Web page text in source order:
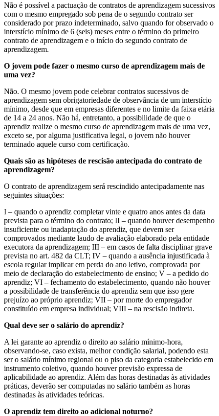
Não é possível a pactuação de contratos de aprendizagem sucessivos
com o mesmo empregado sob pena de o segundo contrato ser
considerado por prazo indeterminado, salvo quando for observado o
interstício mínimo de 6 (seis) meses entre o término do primeiro
contrato de aprendizagem e o início do segundo contrato de
aprendizagem.
O jovem pode fazer o mesmo curso de aprendizagem mais de
uma vez?
Não. O mesmo jovem pode celebrar contratos sucessivos de
aprendizagem sem obrigatoriedade de observância de um interstício
mínimo, desde que em empresas diferentes e no limite da faixa etária
de 14 a 24 anos. Não há, entretanto, a possibilidade de que o
aprendiz realize o mesmo curso de aprendizagem mais de uma vez,
exceto se, por alguma justificativa legal, o jovem não houver
terminado aquele curso com certificação.
Quais são as hipóteses de rescisão antecipada do contrato de
aprendizagem?
O contrato de aprendizagem será rescindido antecipadamente nas
seguintes situações:
I – quando o aprendiz completar vinte e quatro anos antes da data
prevista para o término do contrato; II – quando houver desempenho
insuficiente ou inadaptação do aprendiz, que devem ser
comprovados mediante laudo de avaliação elaborado pela entidade
executora da aprendizagem; III – em casos de falta disciplinar grave
prevista no art. 482 da CLT; IV – quando a ausência injustificada à
escola regular implicar em perda do ano letivo, comprovada por
meio de declaração do estabelecimento de ensino; V – a pedido do
aprendiz; VI – fechamento do estabelecimento, quando não houver
a possibilidade de transferência do aprendiz sem que isso gere
prejuízo ao próprio aprendiz; VII – por morte do empregador
constituído em empresa individual; VIII – na rescisão indireta.
Qual deve ser o salário do aprendiz?
A lei garante ao aprendiz o direito ao salário mínimo-hora,
observando-se, caso exista, melhor condição salarial, podendo esta
ser o salário mínimo regional ou o piso da categoria estabelecido em
instrumento coletivo, quando houver previsão expressa de
aplicabilidade ao aprendiz. Além das horas destinadas às atividades
práticas, deverão ser computadas no salário também as horas
destinadas às atividades teóricas.
O aprendiz tem direito ao adicional noturno?